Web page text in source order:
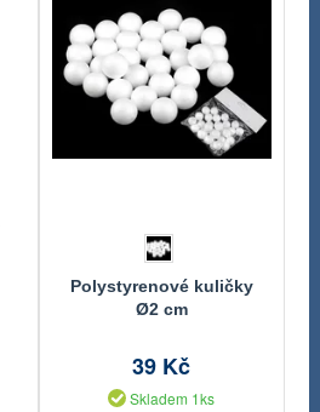
Polystyrenové kuličky
Ø2 cm
39 Kč
Skladem 1ks